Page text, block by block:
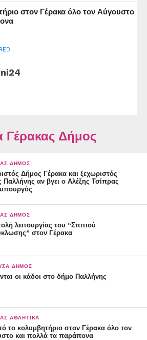
στον Γέρακα όλο τον Αύγουστο
Γέρακας Δήμος
ΔΉΜΟΣ
Δήμος Γέρακα και ξεχωριστός
Παλλήνης αν βγει ο Αλέξης Τσίπρας
ΔΉΜΟΣ
λειτουργίας του “Σπιτιού
στον Γέρακα
ΔΉΜΟΣ
οι κάδοι στο δήμο Παλλήνης
ΑΘΛΗΤΙΚΆ
το κολυμβητήριο στον Γέρακα όλο τον
και πολλά τα παράπονα